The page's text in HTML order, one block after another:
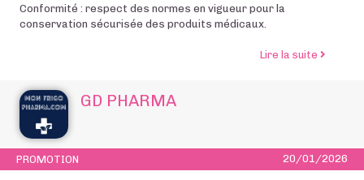
Conformité : respect des normes en vigueur pour la
conservation sécurisée des produits médicaux.
Lire la suite de
GD PHARMA
PROMOTION 20/01/2026